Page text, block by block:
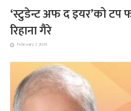
‘स्टुडेन्ट अफ द इयर’को टप
रिहाना गैरे
February 7, 2026